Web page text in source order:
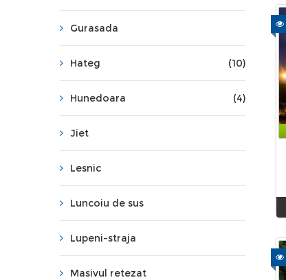
Gurasada
Hateg (10)
Hunedoara (4)
Jiet
Lesnic
Luncoiu de sus
Lupeni-straja
Masivul retezat